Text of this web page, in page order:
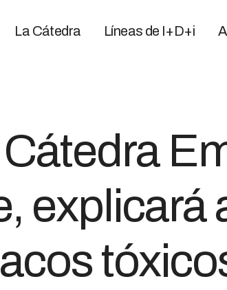
La Cátedra Líneas de I+D+i
explicará